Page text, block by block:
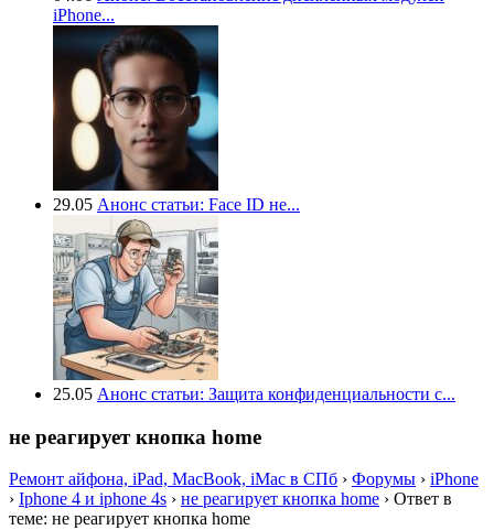
iPhone...
29.05 Анонс статьи: Face ID не...
25.05 Анонс статьи: Защита конфиденциальности с...
не реагирует кнопка home
Ремонт айфона, iPad, MacBook, iMac в СПб › Форумы › iPhone
› Iphone 4 и iphone 4s › не реагирует кнопка home › Ответ в
теме: не реагирует кнопка home